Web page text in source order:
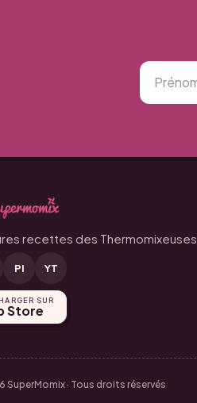
recettes des Thermomixeuses
PI YT
SUR
Store
SuperMomix · Tous droits réservés